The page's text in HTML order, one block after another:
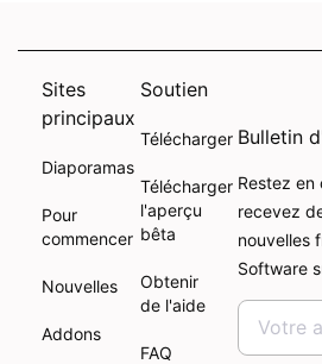
Sites
principaux
Diaporamas
Pour
commencer
Nouvelles
Addons
Soutien
Télécharger
Télécharger
l'aperçu
bêta
Obtenir
de l'aide
FAQ
Bulletin
Restez
recevez
nouvelles
Software